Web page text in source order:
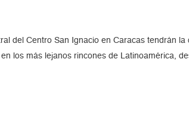
del Centro San Ignacio en Caracas tendrán
los más lejanos rincones de Latinoamérica,